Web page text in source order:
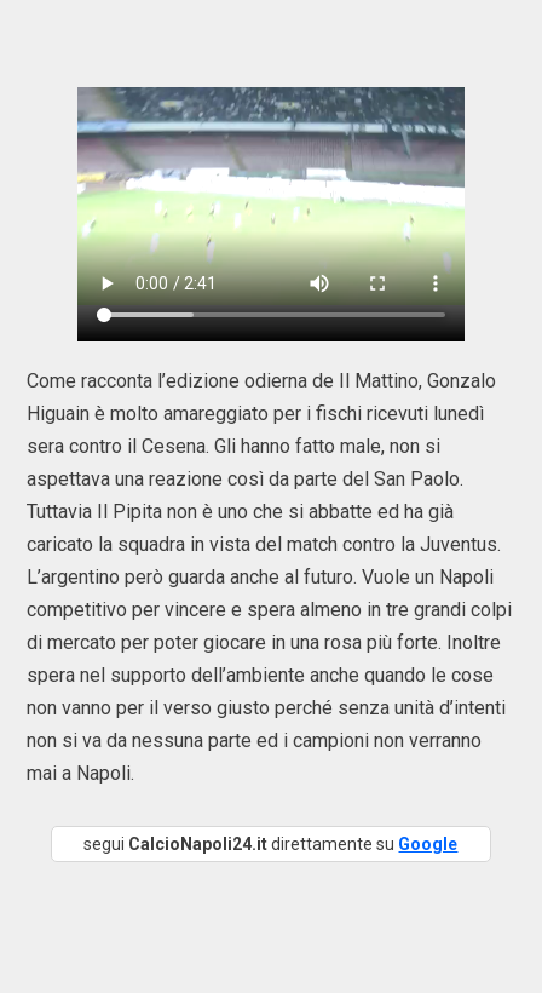
Come racconta l’edizione odierna de Il Mattino, Gonzalo
Higuain è molto amareggiato per i fischi ricevuti lunedì
sera contro il Cesena. Gli hanno fatto male, non si
aspettava una reazione così da parte del San Paolo.
Tuttavia Il Pipita non è uno che si abbatte ed ha già
caricato la squadra in vista del match contro la Juventus.
L’argentino però guarda anche al futuro. Vuole un Napoli
competitivo per vincere e spera almeno in tre grandi colpi
di mercato per poter giocare in una rosa più forte. Inoltre
spera nel supporto dell’ambiente anche quando le cose
non vanno per il verso giusto perché senza unità d’intenti
non si va da nessuna parte ed i campioni non verranno
mai a Napoli.
segui CalcioNapoli24.itdirettamente su Google